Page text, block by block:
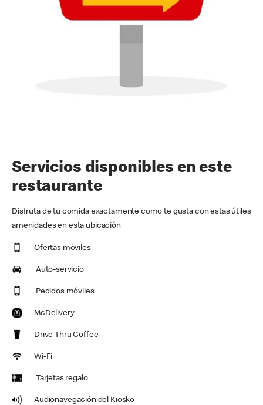
Servicios disponibles en este
restaurante
Disfruta de tu comida exactamente como te gusta con estas útiles
amenidades en esta ubicación
Ofertas móviles
Auto-servicio
Pedidos móviles
McDelivery
Drive Thru Coffee
Wi-Fi
Tarjetas regalo
Audionavegación del Kiosko